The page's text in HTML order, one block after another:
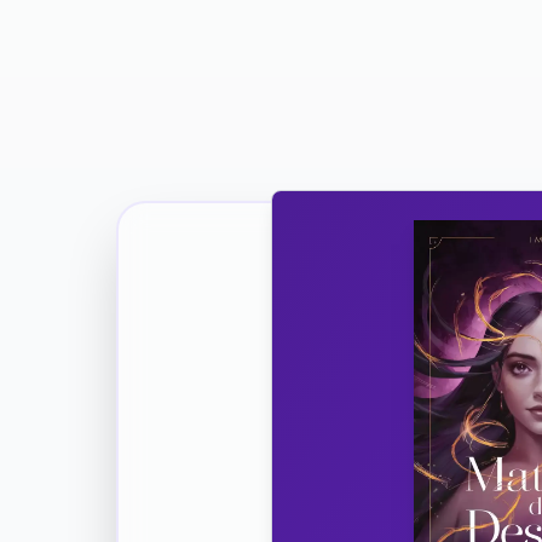
Vuoi
Ricevi la Tua Copia